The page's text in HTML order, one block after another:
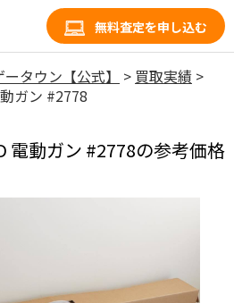
無料査定を申し込む
タウン【公式】 > 買取実績 >
ガン #2778
電動ガン #2778の参考価格